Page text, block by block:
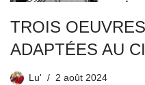
TROIS
ADAPTÉES AU
Lu' 2 août 2024